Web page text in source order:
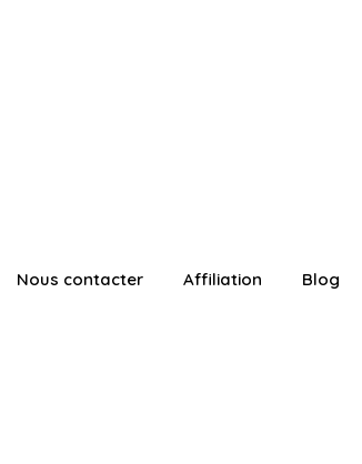
Nous contacter Affiliation Blog